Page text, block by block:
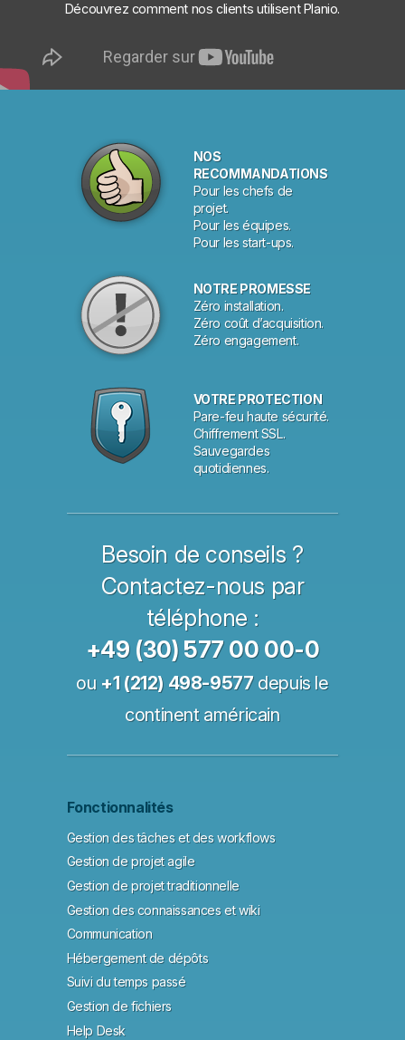
Découvrez comment nos clients utilisent Planio.
NOS
RECOMMANDATIONS
Pour les chefs de
projet.
Pour les équipes.
Pour les start-ups.
NOTRE PROMESSE
Zéro installation.
Zéro coût d’acquisition.
Zéro engagement.
VOTRE PROTECTION
Pare-feu haute sécurité.
Chiffrement SSL.
Sauvegardes
quotidiennes.
Besoin de conseils ?
Contactez-nous par
téléphone :
+49 (30) 577 00 00-0
ou +1 (212) 498-9577depuis le
continent américain
Fonctionnalités
Gestion des tâches et des workflows
Gestion de projet agile
Gestion de projet traditionnelle
Gestion des connaissances et wiki
Communication
Hébergement de dépôts
Suivi du temps passé
Gestion de fichiers
Help Desk